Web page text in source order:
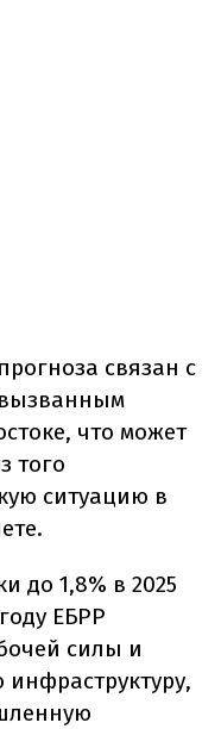
связан с
вызванным
что может
того
ситуацию в
до 1,8% в 2025
ЕБРР
силы и
инфраструктуру,